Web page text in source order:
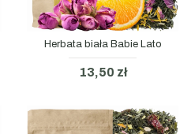
Herbata biała Babie Lato
13,50 zł